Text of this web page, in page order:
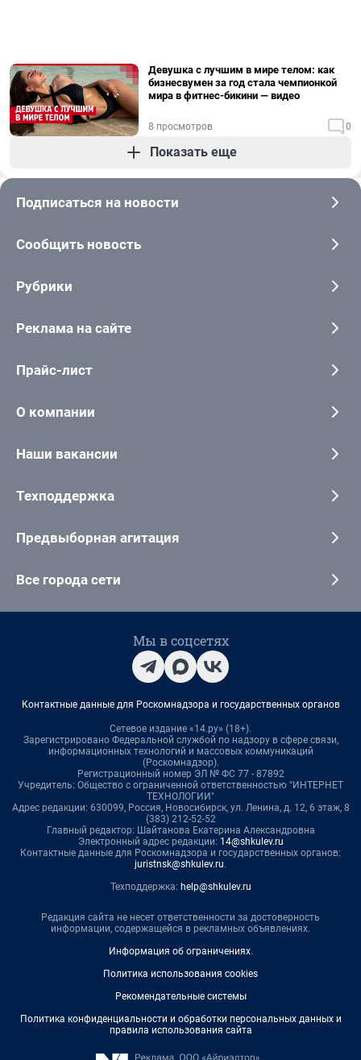
Девушка с лучшим в мире телом: как
бизнесвумен за год стала чемпионкой
мира в фитнес-бикини — видео
8 просмотров 0
Показать еще
Подписаться на новости
Сообщить новость
Рубрики
Реклама на сайте
Прайс-лист
О компании
Наши вакансии
Техподдержка
Предвыборная агитация
Все города сети
Мы в соцсетях
Контактные данные для Роскомнадзора и государственных органов
Сетевое издание «14.ру» (18+).
Зарегистрировано Федеральной службой по надзору в сфере связи,
информационных технологий и массовых коммуникаций
(Роскомнадзор).
Регистрационный номер ЭЛ № ФС 77 - 87892
Учредитель: Общество с ограниченной ответственностью "ИНТЕРНЕТ
ТЕХНОЛОГИИ"
Адрес редакции: 630099, Россия, Новосибирск, ул. Ленина, д. 12, 6 этаж, 8
(383) 212-52-52
Главный редактор: Шайтанова Екатерина Александровна
Электронный адрес редакции: 14@shkulev.ru
Контактные данные для Роскомнадзора и государственных органов:
juristnsk@shkulev.ru.
Техподдержка: help@shkulev.ru
Редакция сайта не несет ответственности за достоверность
информации, содержащейся в рекламных объявлениях.
Информация об ограничениях.
Политика использования cookies
Рекомендательные системы
Политика конфиденциальности и обработки персональных данных и
правила использования сайта